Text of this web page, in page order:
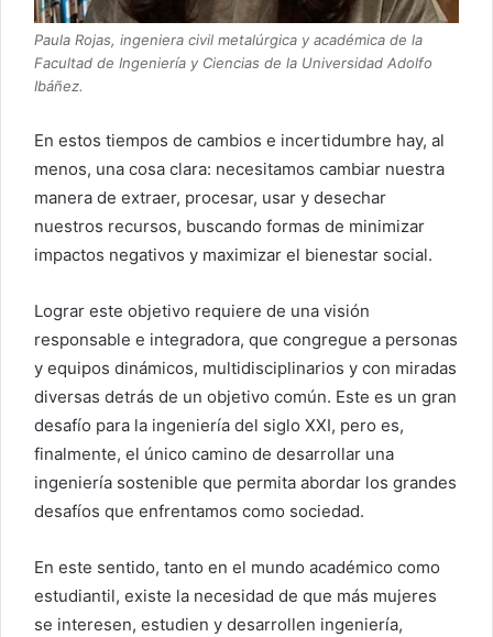
Paula Rojas, ingeniera civil metalúrgica y académica de la
Facultad de Ingeniería y Ciencias de la Universidad Adolfo
Ibáñez.
En estos tiempos de cambios e incertidumbre hay, al
menos, una cosa clara: necesitamos cambiar nuestra
manera de extraer, procesar, usar y desechar
nuestros recursos, buscando formas de minimizar
impactos negativos y maximizar el bienestar social.
Lograr este objetivo requiere de una visión
responsable e integradora, que congregue a personas
y equipos dinámicos, multidisciplinarios y con miradas
diversas detrás de un objetivo común. Este es un gran
desafío para la ingeniería del siglo XXI, pero es,
finalmente, el único camino de desarrollar una
ingeniería sostenible que permita abordar los grandes
desafíos que enfrentamos como sociedad.
En este sentido, tanto en el mundo académico como
estudiantil, existe la necesidad de que más mujeres
se interesen, estudien y desarrollen ingeniería,